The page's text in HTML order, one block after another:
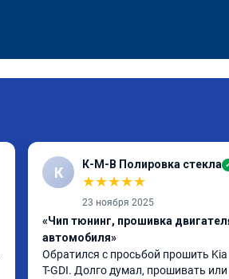
К К-М-В Полировка стекла
★★★★★
23 ноября 2025
«Чип тюнинг, прошивка
автомобиля»
Обратился с просьбой прошить Kia
T-GDI. Долго думал, прошивать или